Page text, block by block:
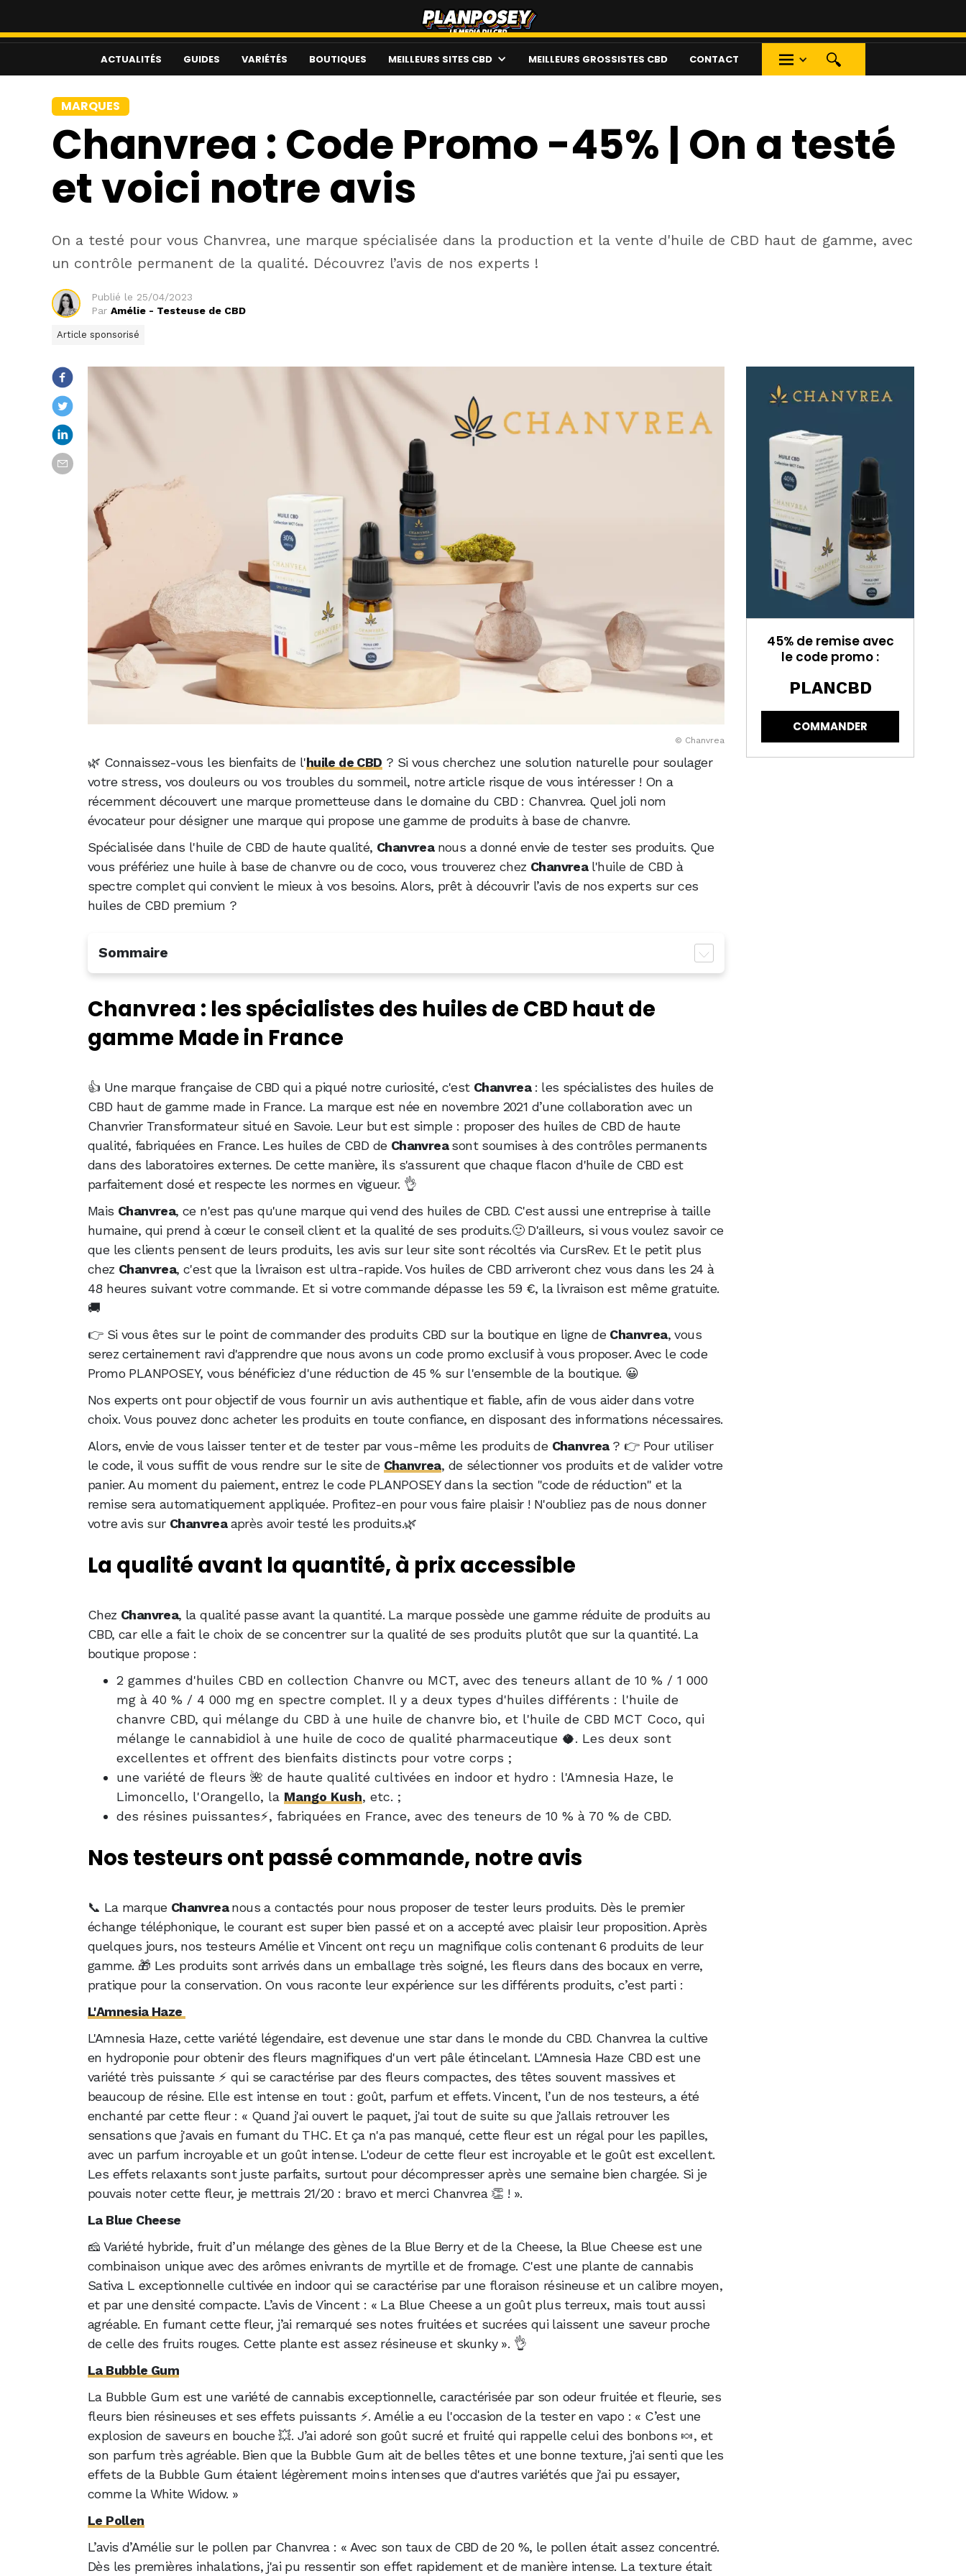
ACTUALITÉS GUIDES VARIÉTÉS BOUTIQUES MEILLEURS SITES CBD MEILLEURS GROSSISTES CBD CONTACT
MARQUES
Chanvrea : Code Promo -45% | On a testé
et voici notre avis
On a testé pour vous Chanvrea, une marque spécialisée dans la production et la vente d'huile de CBD haut de gamme, avec
un contrôle permanent de la qualité. Découvrez l’avis de nos experts !
Publié le 25/04/2023
Par Amélie - Testeuse de CBD
Article sponsorisé
© Chanvrea
🌿 Connaissez-vous les bienfaits de l'huile de CBD ? Si vous cherchez une solution naturelle pour soulager
votre stress, vos douleurs ou vos troubles du sommeil, notre article risque de vous intéresser ! On a
récemment découvert une marque prometteuse dans le domaine du CBD : Chanvrea. Quel joli nom
évocateur pour désigner une marque qui propose une gamme de produits à base de chanvre.
Spécialisée dans l'huile de CBD de haute qualité, Chanvrea nous a donné envie de tester ses produits. Que
vous préfériez une huile à base de chanvre ou de coco, vous trouverez chez Chanvrea l'huile de CBD à
spectre complet qui convient le mieux à vos besoins. Alors, prêt à découvrir l’avis de nos experts sur ces
huiles de CBD premium ?
Sommaire
La qualité avant la quantité, à prix accessible
Nos testeurs ont passé commande, notre avis
Chanvrea : les spécialistes des huiles de CBD haut de
gamme Made in France
👍 Une marque française de CBD qui a piqué notre curiosité, c'est Chanvrea : les spécialistes des huiles de
CBD haut de gamme made in France. La marque est née en novembre 2021 d’une collaboration avec un
Chanvrier Transformateur situé en Savoie. Leur but est simple : proposer des huiles de CBD de haute
qualité, fabriquées en France. Les huiles de CBD de Chanvreasont soumises à des contrôles permanents
dans des laboratoires externes. De cette manière, ils s'assurent que chaque flacon d'huile de CBD est
parfaitement dosé et respecte les normes en vigueur. 👌
Mais Chanvrea, ce n'est pas qu'une marque qui vend des huiles de CBD. C'est aussi une entreprise à taille
humaine, qui prend à cœur le conseil client et la qualité de ses produits.🙂 D'ailleurs, si vous voulez savoir ce
que les clients pensent de leurs produits, les avis sur leur site sont récoltés via CursRev. Et le petit plus
chez Chanvrea, c'est que la livraison est ultra-rapide. Vos huiles de CBD arriveront chez vous dans les 24 à
48 heures suivant votre commande. Et si votre commande dépasse les 59 €, la livraison est même gratuite.
🚚
👉 Si vous êtes sur le point de commander des produits CBD sur la boutique en ligne de Chanvrea, vous
serez certainement ravi d'apprendre que nous avons un code promo exclusif à vous proposer. Avec le code
Promo PLANPOSEY, vous bénéficiez d'une réduction de 45 % sur l'ensemble de la boutique. 😀
Nos experts ont pour objectif de vous fournir un avis authentique et fiable, afin de vous aider dans votre
choix. Vous pouvez donc acheter les produits en toute confiance, en disposant des informations nécessaires.
Alors, envie de vous laisser tenter et de tester par vous-même les produits de Chanvrea ? 👉 Pour utiliser
le code, il vous suffit de vous rendre sur le site de Chanvrea, de sélectionner vos produits et de valider votre
panier. Au moment du paiement, entrez le code PLANPOSEY dans la section "code de réduction" et la
remise sera automatiquement appliquée. Profitez-en pour vous faire plaisir ! N'oubliez pas de nous donner
votre avis sur Chanvreaaprès avoir testé les produits.🌿
La qualité avant la quantité, à prix accessible
Chez Chanvrea, la qualité passe avant la quantité. La marque possède une gamme réduite de produits au
CBD, car elle a fait le choix de se concentrer sur la qualité de ses produits plutôt que sur la quantité. La
boutique propose :
2 gammes d'huiles CBD en collection Chanvre ou MCT, avec des teneurs allant de 10 % / 1 000
mg à 40 % / 4 000 mg en spectre complet. Il y a deux types d'huiles différents : l'huile de
chanvre CBD, qui mélange du CBD à une huile de chanvre bio, et l'huile de CBD MCT Coco, qui
mélange le cannabidiol à une huile de coco de qualité pharmaceutique 🥥. Les deux sont
excellentes et offrent des bienfaits distincts pour votre corps ;
une variété de fleurs 🌺 de haute qualité cultivées en indoor et hydro : l'Amnesia Haze, le
Limoncello, l'Orangello, la Mango Kush, etc. ;
des résines puissantes⚡, fabriquées en France, avec des teneurs de 10 % à 70 % de CBD.
Nos testeurs ont passé commande, notre avis
📞 La marque Chanvreanous a contactés pour nous proposer de tester leurs produits. Dès le premier
échange téléphonique, le courant est super bien passé et on a accepté avec plaisir leur proposition. Après
quelques jours, nos testeurs Amélie et Vincent ont reçu un magnifique colis contenant 6 produits de leur
gamme. 🎁 Les produits sont arrivés dans un emballage très soigné, les fleurs dans des bocaux en verre,
pratique pour la conservation. On vous raconte leur expérience sur les différents produits, c’est parti :
L'Amnesia Haze
L'Amnesia Haze, cette variété légendaire, est devenue une star dans le monde du CBD. Chanvrea la cultive
en hydroponie pour obtenir des fleurs magnifiques d'un vert pâle étincelant. L'Amnesia Haze CBD est une
variété très puissante ⚡ qui se caractérise par des fleurs compactes, des têtes souvent massives et
beaucoup de résine. Elle est intense en tout : goût, parfum et effets. Vincent, l’un de nos testeurs, a été
enchanté par cette fleur : « Quand j'ai ouvert le paquet, j'ai tout de suite su que j'allais retrouver les
sensations que j'avais en fumant du THC. Et ça n'a pas manqué, cette fleur est un régal pour les papilles,
avec un parfum incroyable et un goût intense. L'odeur de cette fleur est incroyable et le goût est excellent.
Les effets relaxants sont juste parfaits, surtout pour décompresser après une semaine bien chargée. Si je
pouvais noter cette fleur, je mettrais 21/20 : bravo et merci Chanvrea 👏 ! ».
La Blue Cheese
🧀 Variété hybride, fruit d’un mélange des gènes de la Blue Berry et de la Cheese, la Blue Cheese est une
combinaison unique avec des arômes enivrants de myrtille et de fromage. C'est une plante de cannabis
Sativa L exceptionnelle cultivée en indoor qui se caractérise par une floraison résineuse et un calibre moyen,
et par une densité compacte. L’avis de Vincent : « La Blue Cheese a un goût plus terreux, mais tout aussi
agréable. En fumant cette fleur, j’ai remarqué ses notes fruitées et sucrées qui laissent une saveur proche
de celle des fruits rouges. Cette plante est assez résineuse et skunky ». 👌
La Bubble Gum
La Bubble Gum est une variété de cannabis exceptionnelle, caractérisée par son odeur fruitée et fleurie, ses
fleurs bien résineuses et ses effets puissants ⚡. Amélie a eu l'occasion de la tester en vapo : « C’est une
explosion de saveurs en bouche 💥. J’ai adoré son goût sucré et fruité qui rappelle celui des bonbons 🍬, et
son parfum très agréable. Bien que la Bubble Gum ait de belles têtes et une bonne texture, j'ai senti que les
effets de la Bubble Gum étaient légèrement moins intenses que d'autres variétés que j'ai pu essayer,
comme la White Widow. »
Le Pollen
L’avis d’Amélie sur le pollen par Chanvrea : « Avec son taux de CBD de 20 %, le pollen était assez concentré.
Dès les premières inhalations, j'ai pu ressentir son effet rapidement et de manière intense. La texture était
45% de remise avec
le code promo :
PLANCBD
COMMANDER